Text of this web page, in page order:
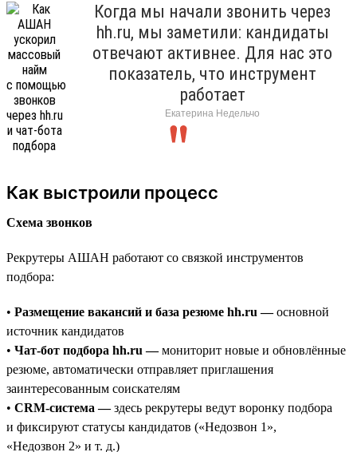
Когда мы начали звонить через
hh.ru, мы заметили: кандидаты
отвечают активнее. Для нас это
показатель, что инструмент
работает
Екатерина Недельчо
Как выстроили процесс
Схема звонков
Рекрутеры АШАН работают со связкой инструментов
подбора:
• Размещение вакансий и база резюме hh.ru —основной
источник кандидатов
• Чат-бот подбора hh.ru —мониторит новые и обновлённые
резюме, автоматически отправляет приглашения
заинтересованным соискателям
• CRM-система —здесь рекрутеры ведут воронку подбора
и фиксируют статусы кандидатов («Недозвон 1»,
«Недозвон 2» и т. д.)